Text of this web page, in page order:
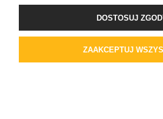
Tynk silikonowy 322 gr.1
24.72kg
DOSTOSUJ
ZAAKCEPTUJ